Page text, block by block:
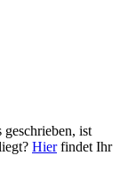
ist
Hierfindet Ihr